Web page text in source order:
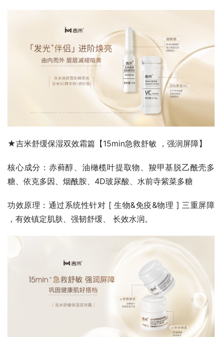
★吉米舒缓保湿双效霜篇【15min急救舒敏 ，强润屏障】
核心成分：赤藓醇、油橄榄叶提取物、羧甲基脱乙酰壳多
糖、依克多因、烟酰胺、4D玻尿酸、水前寺紫菜多糖
功效原理：通过系统性针对 [ 生物&免疫&物理 ] 三重屏障
，有效镇定肌肤、强韧舒缓、 长效水润。